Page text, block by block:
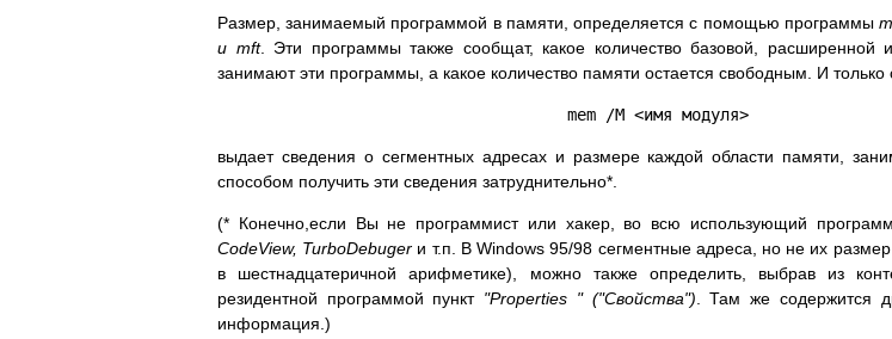
Размер, занимаемый программой в памяти, определяется с помощью программы
и mft. Эти программы также сообщат, какое количество базовой, расширенной
занимают эти программы, а какое количество памяти остается свободным. И
mem /M <имя модуля>
выдает сведения о сегментных адресах и размере каждой области памяти,
способом получить эти сведения затруднительно*.
(* Конечно,если Вы не программист или хакер, во всю использующий
CodeView, TurboDebuger и т.п. В Windows 95/98 сегментные адреса, но не их
в шестнадцатеричной арифметике), можно также определить, выбрав из
резидентной программой пункт "Properties " ("Свойства") . Там же содержится
информация.)